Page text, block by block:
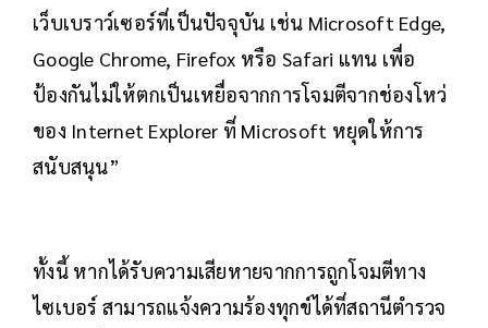
เว็บเบราว์เซอร์ที่เป็นปัจจุบัน เช่น Microsoft Edge,
Google Chrome, Firefox หรือ Safari แทน เพื่อ
ป้องกันไม่ให้ตกเป็นเหยื่อจากการโจมตีจากช่องโหว่
ของ Internet Explorer ที่ Microsoft หยุดให้การ
สนับสนุน”
ทั้งนี้ หากได้รับความเสียหายจากการถูกโจมตีทาง
ไซเบอร์ สามารถแจ้งความร้องทุกข์ได้ที่สถานีตำรวจ